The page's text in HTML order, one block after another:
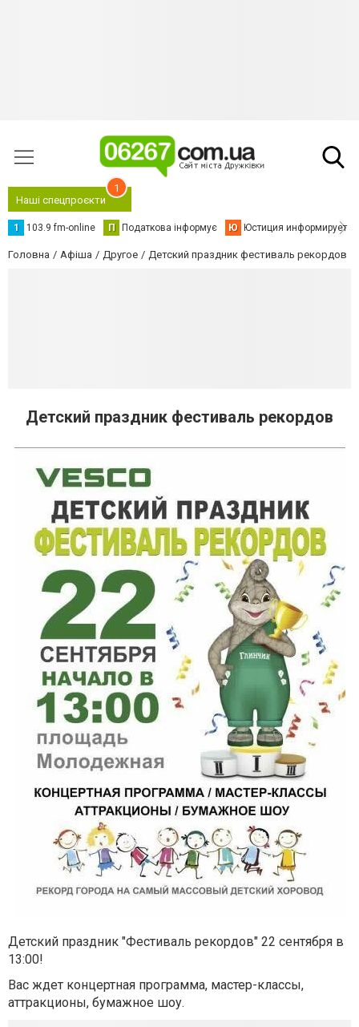
Наші спецпроєкти
1
1 103.9 fm-online П Податкова інформує Ю Юстиция информирует
Головна Афіша Другое Детский праздник фестиваль рекордов
Детский праздник фестиваль рекордов
Детский праздник "Фестиваль рекордов" 22 сентября в
13:00!
Вас ждет концертная программа, мастер-классы,
аттракционы, бумажное шоу.